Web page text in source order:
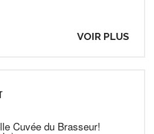
VOIR PLUS
Cuvée du Brasseur!